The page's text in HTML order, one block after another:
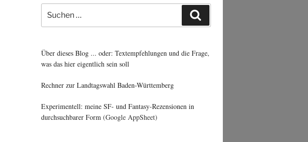
nach:
Über dieses Blog ... oder: Textempfehlungen und die Frage,
was das hier eigentlich sein soll
Rechner zur Landtagswahl Baden-Württemberg
Experimentell: meine SF- und Fantasy-Rezensionen in
durchsuchbarer Form (Google AppSheet)